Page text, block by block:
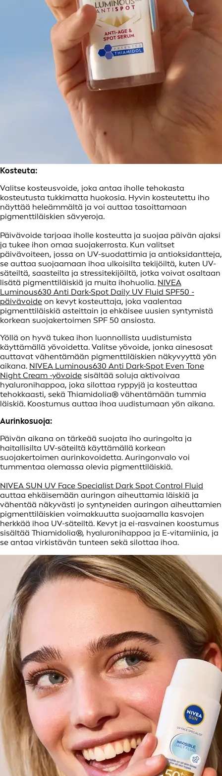
Kosteuta:
Valitse kosteusvoide, joka antaa iholle tehokasta
kosteutusta tukkimatta huokosia. Hyvin kosteutettu iho
näyttää heleämmältä ja voi auttaa tasoittamaan
pigmenttiläiskien sävyeroja.
Päivävoide tarjoaa iholle kosteutta ja suojaa päivän ajaksi
ja tukee ihon omaa suojakerrosta. Kun valitset
päivävoiteen, jossa on UV-suodattimia ja antioksidantteja,
se auttaa suojaamaan ihoa ulkoisilta tekijöiltä, kuten UV-
säteiltä, saasteilta ja stressitekijöiltä, jotka voivat osaltaan
lisätä pigmenttiläiskiä ja muita ihohuolia. NIVEA
Luminous630 Anti Dark-Spot Daily UV Fluid SPF50 -
päivävoide on kevyt kosteuttaja, joka vaalentaa
pigmenttiläiskiä asteittain ja ehkäisee uusien syntymistä
korkean suojakertoimen SPF 50 ansiosta.
Yöllä on hyvä tukea ihon luonnollista uudistumista
käyttämällä yövoidetta. Valitse yövoide, jonka ainesosat
auttavat vähentämään pigmenttiläiskien näkyvyyttä yön
aikana. NIVEA Luminous630 Anti Dark-Spot Even Tone
Night Cream -yövoide sisältää soluja aktivoivaa
hyaluronihappoa, joka silottaa ryppyjä ja kosteuttaa
tehokkaasti, sekä Thiamidolia® vähentämään tummia
läiskiä. Koostumus auttaa ihoa uudistumaan yön aikana.
Aurinkosuoja:
Päivän aikana on tärkeää suojata iho auringolta ja
haitallisilta UV-säteiltä käyttämällä korkean
suojakertoimen aurinkovoidetta. Auringonvalo voi
tummentaa olemassa olevia pigmenttiläiskiä.
NIVEA SUN UV Face Specialist Dark Spot Control Fluid
auttaa ehkäisemään auringon aiheuttamia läiskiä ja
vähentää näkyvästi jo syntyneiden auringon aiheuttamien
pigmenttiläiskien voimakkuutta suojaamalla kasvojen
herkkää ihoa UV-säteiltä. Kevyt ja ei-rasvainen koostumus
sisältää Thiamidolia®, hyaluronihappoa ja E-vitamiinia, ja
se antaa virkistävän tunteen sekä silottaa ihoa.